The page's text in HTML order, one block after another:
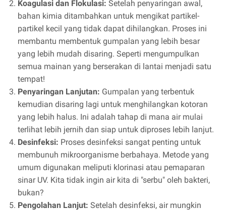
Koagulasi dan Flokulasi: Setelah penyaringan awal,
bahan kimia ditambahkan untuk mengikat partikel-
partikel kecil yang tidak dapat dihilangkan. Proses ini
membantu membentuk gumpalan yang lebih besar
yang lebih mudah disaring. Seperti mengumpulkan
semua mainan yang berserakan di lantai menjadi satu
tempat!
Penyaringan Lanjutan: Gumpalan yang terbentuk
kemudian disaring lagi untuk menghilangkan kotoran
yang lebih halus. Ini adalah tahap di mana air mulai
terlihat lebih jernih dan siap untuk diproses lebih lanjut.
Desinfeksi: Proses desinfeksi sangat penting untuk
membunuh mikroorganisme berbahaya. Metode yang
umum digunakan meliputi klorinasi atau pemaparan
sinar UV. Kita tidak ingin air kita di "serbu" oleh bakteri,
bukan?
Pengolahan Lanjut: Setelah desinfeksi, air mungkin